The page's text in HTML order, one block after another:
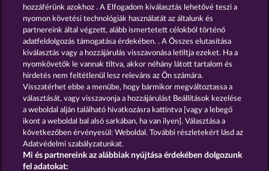
THE GRIFFIN GATES OF PERSIA
Részvételi feltételek
Adatkezelési tájékoztató Impresszum
A cég GYIK Partnerprogram
hozzáférünk azokhoz . A Elfogadom kiválasztás lehetővé teszi a
nyomon követési technológiák használatát az általunk és
partnereink által végzett, alább ismertetett célokból történő
adatfeldolgozás támogatása érdekében. . A Összes elutasítása
kiválasztás vagy a hozzájárulás visszavonása letiltja ezeket. Ha a
nyomkövetők le vannak tiltva, akkor néhány látott tartalom és
hirdetés nem feltétlenül lesz releváns az Ön számára.
Visszatérhet ebbe a menübe, hogy bármikor megváltoztassa a
választását, vagy visszavonja a hozzájárulást Beállítások kezelése
a weboldal alján található hivatkozásra kattintva [vagy a lebegő
ikont a weboldal bal alsó sarkában, ha van ilyen]. Választása a
következőben érvényesül: Weboldal. További részletekért lásd az
Adatvédelmi szabályzatunkat.
Mi és partnereink az alábbiak nyújtása érdekében dolgozunk
fel adatokat: